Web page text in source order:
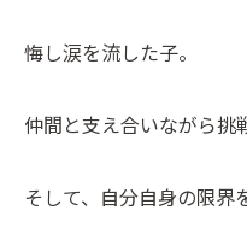
悔し涙を流した子。
仲間と支え合いながら挑
そして、自分自身の限界